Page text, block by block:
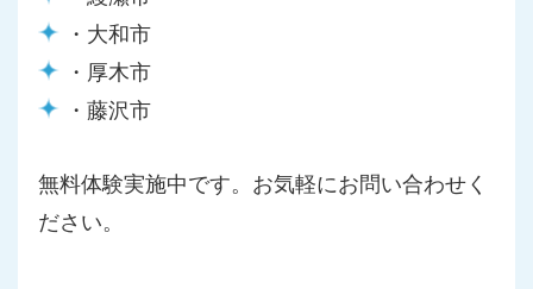
・大和市
・厚木市
・藤沢市
無料体験実施中です。お気軽にお問い合わせく
ださい。